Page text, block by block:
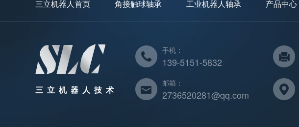
三立机器人首页 角接触球轴承 工业机器人轴承 产品中心
三立机器人技术
手机：
139-5151-5832
邮箱：
2736520281@qq.com